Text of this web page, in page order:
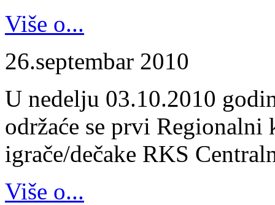
Više o...
26.septembar 2010
U nedelju 03.10.2010
održaće se prvi
igrače/dečake RKS
Više o...